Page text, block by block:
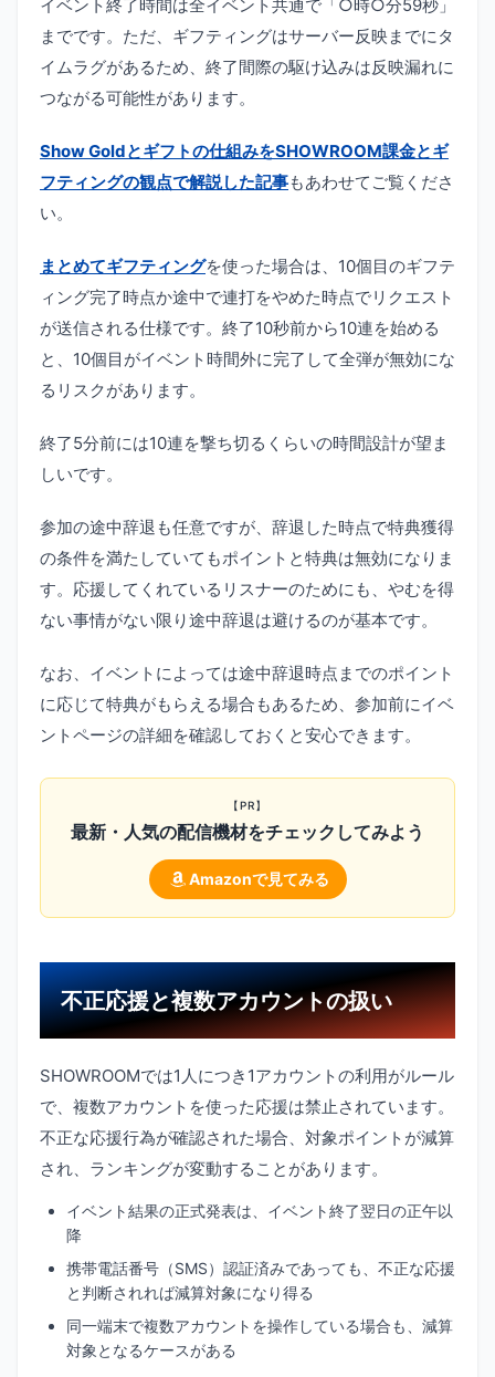
イベント終了時間は全イベント共通で「○時○分59秒」
までです。ただ、ギフティングはサーバー反映までにタ
イムラグがあるため、終了間際の駆け込みは反映漏れに
つながる可能性があります。
Show Goldとギフトの仕組みをSHOWROOM課金とギ
フティングの観点で解説した記事もあわせてご覧くださ
い。
まとめてギフティングを使った場合は、10個目のギフテ
ィング完了時点か途中で連打をやめた時点でリクエスト
が送信される仕様です。終了10秒前から10連を始める
と、10個目がイベント時間外に完了して全弾が無効にな
るリスクがあります。
終了5分前には10連を撃ち切るくらいの時間設計が望ま
しいです。
参加の途中辞退も任意ですが、辞退した時点で特典獲得
の条件を満たしていてもポイントと特典は無効になりま
す。応援してくれているリスナーのためにも、やむを得
ない事情がない限り途中辞退は避けるのが基本です。
なお、イベントによっては途中辞退時点までのポイント
に応じて特典がもらえる場合もあるため、参加前にイベ
ントページの詳細を確認しておくと安心できます。
【PR】
最新・人気の配信機材をチェックしてみよう
Amazonで見てみる
不正応援と複数アカウントの扱い
SHOWROOMでは1人につき1アカウントの利用がルール
で、複数アカウントを使った応援は禁止されています。
不正な応援行為が確認された場合、対象ポイントが減算
され、ランキングが変動することがあります。
イベント結果の正式発表は、イベント終了翌日の正午以
降
携帯電話番号（SMS）認証済みであっても、不正な応援
と判断されれば減算対象になり得る
同一端末で複数アカウントを操作している場合も、減算
対象となるケースがある